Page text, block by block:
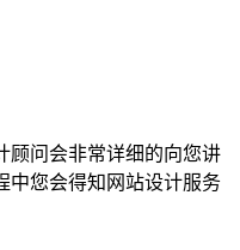
顾问会非常详细的向您讲
中您会得知网站设计服务